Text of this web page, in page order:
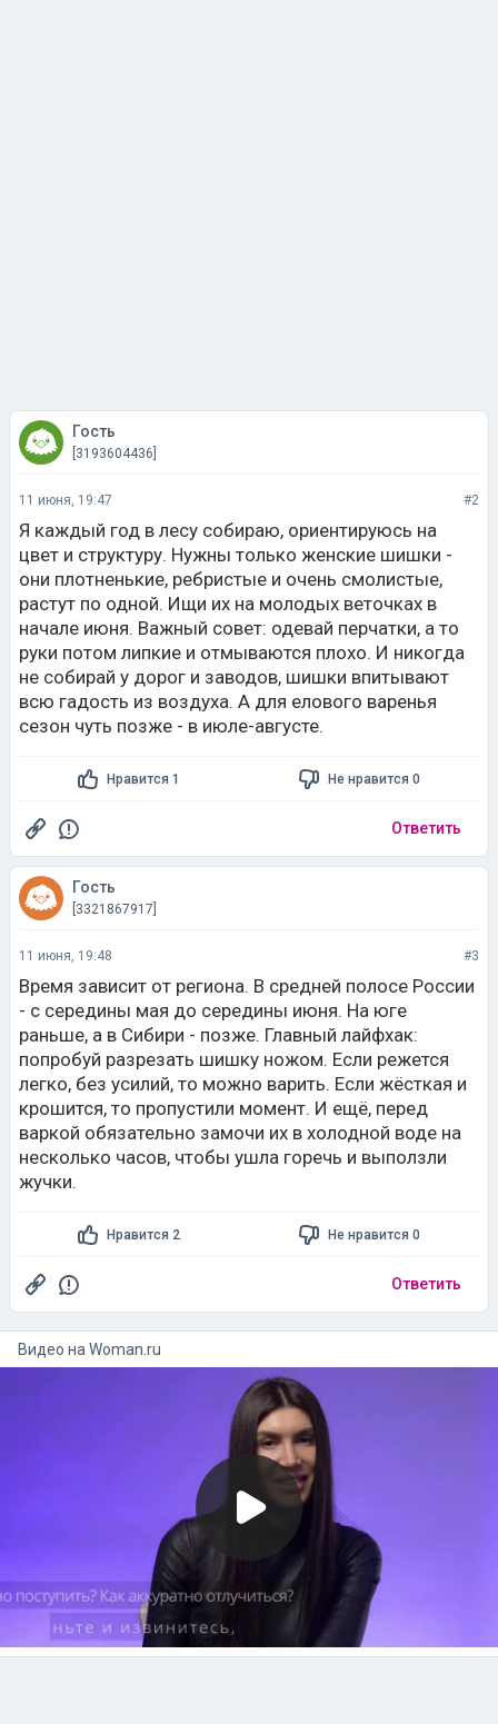
Гость
[3193604436]
11 июня, 19:47 #2
Я каждый год в лесу собираю, ориентируюсь на
цвет и структуру. Нужны только женские шишки -
они плотненькие, ребристые и очень смолистые,
растут по одной. Ищи их на молодых веточках в
начале июня. Важный совет: одевай перчатки, а то
руки потом липкие и отмываются плохо. И никогда
не собирай у дорог и заводов, шишки впитывают
всю гадость из воздуха. А для елового варенья
сезон чуть позже - в июле-августе.
Нравится 1 Не нравится 0
Ответить
Гость
[3321867917]
11 июня, 19:48 #3
Время зависит от региона. В средней полосе России
- с середины мая до середины июня. На юге
раньше, а в Сибири - позже. Главный лайфхак:
попробуй разрезать шишку ножом. Если режется
легко, без усилий, то можно варить. Если жёсткая и
крошится, то пропустили момент. И ещё, перед
варкой обязательно замочи их в холодной воде на
несколько часов, чтобы ушла горечь и выползли
жучки.
Нравится 2 Не нравится 0
Ответить
Видео на woman.ru